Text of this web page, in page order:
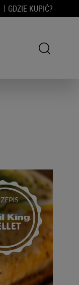
GDZIE KUPIĆ?